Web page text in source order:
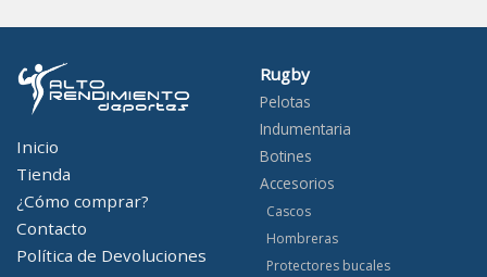
Inicio
Tienda
¿Cómo comprar?
Contacto
Política de Devoluciones
Rugby
Pelotas
Indumentaria
Botines
Accesorios
Cascos
Hombreras
Protectores bucales